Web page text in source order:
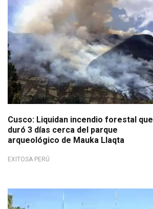
Preocupante situación
Cusco: Liquidan incendio forestal que
duró 3 días cerca del parque
arqueológico de Mauka Llaqta
EXITOSA PERÚ